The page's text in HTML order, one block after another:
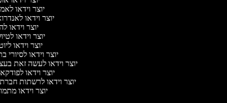
יוצר וידאו
יוצר וידאו
יוצר וידאו
יוצר וידאו
יוצר וידאו
יוצר וידאו לסיורי
יוצר וידאו לעשה זאת
יוצר וידאו
יוצר וידאו לרשתות
יוצר וידאו